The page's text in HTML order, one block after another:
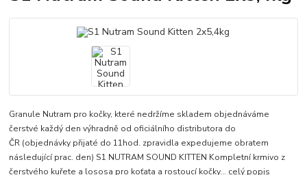
Granule Nutram pro kočky, které nedržíme skladem objednáváme
čerstvé každý den výhradně od oficiálního distributora do
ČR (objednávky přijaté do 11hod. zpravidla expedujeme obratem
následující prac. den) S1 NUTRAM SOUND KITTEN Kompletní krmivo z
čerstvého kuřete a lososa pro koťata a rostoucí kočky... celý popis